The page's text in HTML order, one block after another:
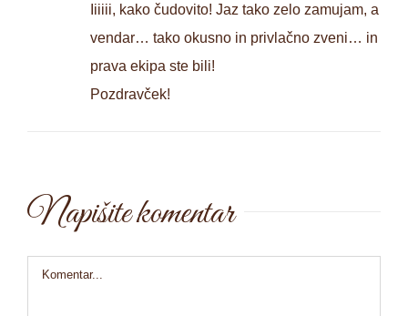
Iiiiii, kako čudovito! Jaz tako zelo zamujam, a
vendar… tako okusno in privlačno zveni… in
prava ekipa ste bili!
Pozdravček!
Napišite komentar
Comment